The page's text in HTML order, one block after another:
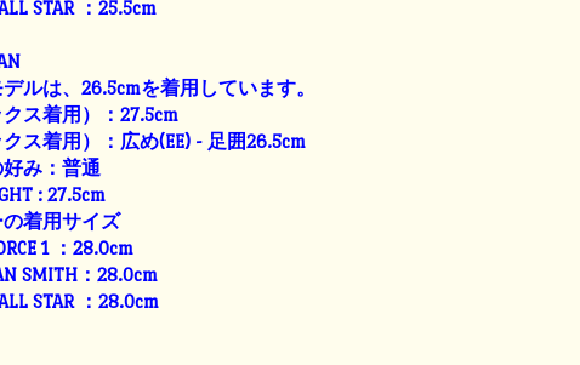
STAR ：25.5cm
ルは、26.5cmを着用しています。
ス着用）：27.5cm
ス着用）：広め(EE) - 足囲26.5cm
み：普通
: 27.5cm
着用サイズ
1 ：28.0cm
SMITH：28.0cm
STAR ：28.0cm